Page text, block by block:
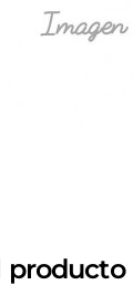
producto